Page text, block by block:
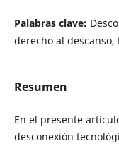
Palabras clave:
derecho al
Resumen
En el presente
desconexión